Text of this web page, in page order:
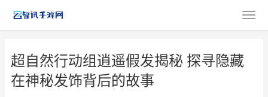
超自然行动组逍遥假发揭秘 探寻隐藏
在神秘发饰背后的故事